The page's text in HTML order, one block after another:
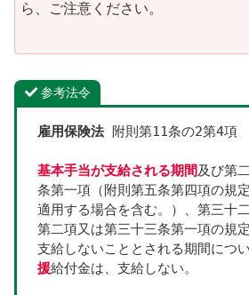
ら、ご注意ください。
参考法令
雇用保険法 附則第11条の2第4項
基本手当が支給される期間及び第
条第一項（附則第五条第四項の規
適用する場合を含む。）、第三十
第二項又は第三十三条第一項の規
支給しないこととされる期間につ
援給付金は、支給しない。